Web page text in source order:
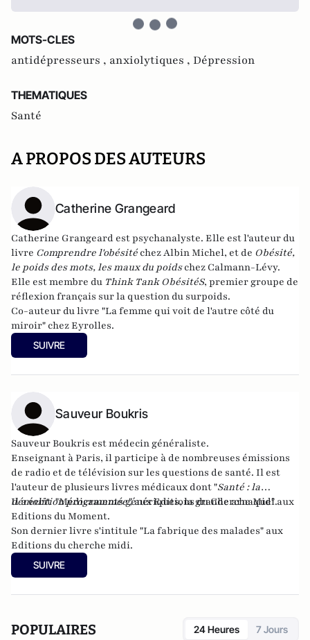
MOTS-CLES
antidépresseurs , anxiolytiques , Dépression
THEMATIQUES
Santé
A PROPOS DES AUTEURS
Catherine Grangeard
Catherine Grangeard est psychanalyste. Elle est l'auteur du
livre Comprendre l'obésitéchez Albin Michel, et de Obésité,
le poids des mots, les maux du poids chez Calmann-Lévy.
Elle est membre du Think Tank ObésitéS, premier groupe de
réflexion français sur la question du surpoids.
Co-auteur du livre "La femme qui voit de l'autre côté du
miroir" chez Eyrolles.
SUIVRE
Sauveur Boukris
Sauveur Boukris est médecin généraliste.
Enseignant à Paris, il participe à de nombreuses émissions
de radio et de télévision sur les questions de santé. Il est
l'auteur de plusieurs livres médicaux dont "Santé : la
démolition programmée",aux Editions du Cherche Midi.
Il a écrit "Médicaments génériques, la grande arnaque" aux
Editions du Moment.
Son dernier livre s'intitule "La fabrique des malades" aux
Editions du cherche midi.
SUIVRE
POPULAIRES 24 Heures 7 Jours